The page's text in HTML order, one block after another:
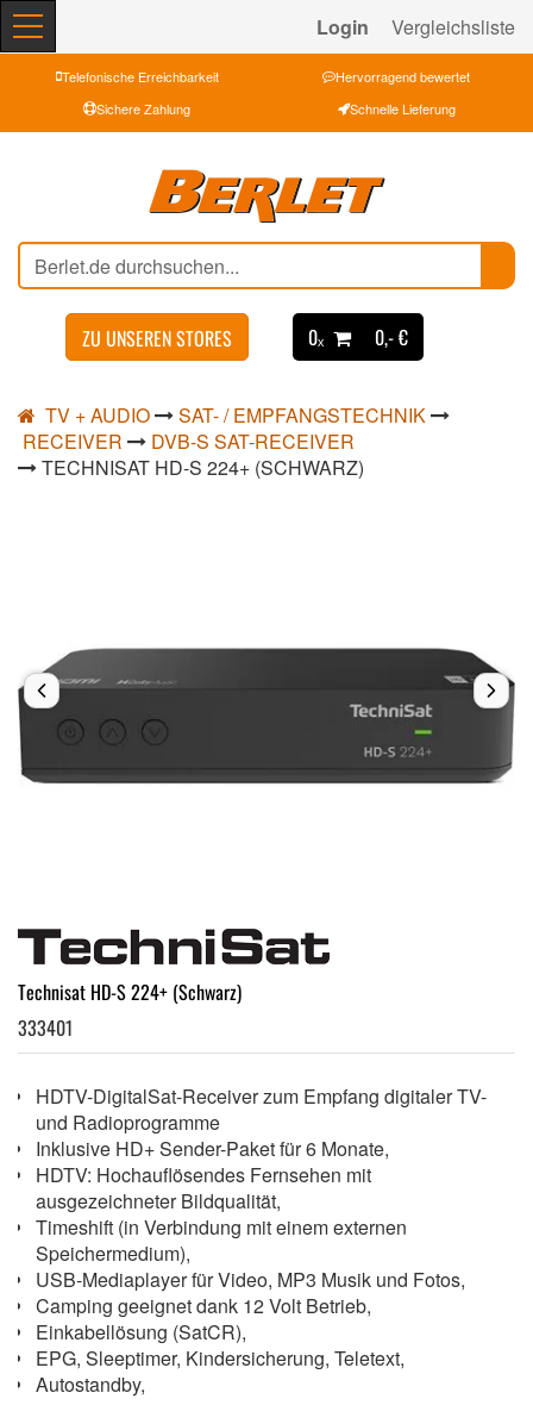
Login Vergleichsliste
Telefonische Erreichbarkeit
Hervorragend bewertet
Sichere Zahlung
Schnelle Lieferung
ZU UNSEREN STORES 0ₓ 0,- €
TV + AUDIO
SAT- / EMPFANGSTECHNIK
RECEIVER
DVB-S SAT-RECEIVER
TECHNISAT HD-S 224+ (SCHWARZ)
Technisat HD-S 224+ (Schwarz)
333401
HDTV-DigitalSat-Receiver zum Empfang digitaler TV-
und Radioprogramme
Inklusive HD+ Sender-Paket für 6 Monate,
HDTV: Hochauflösendes Fernsehen mit
ausgezeichneter Bildqualität,
Timeshift (in Verbindung mit einem externen
Speichermedium),
USB-Mediaplayer für Video, MP3 Musik und Fotos,
Camping geeignet dank 12 Volt Betrieb,
Einkabellösung (SatCR),
EPG, Sleeptimer, Kindersicherung, Teletext,
Autostandby,